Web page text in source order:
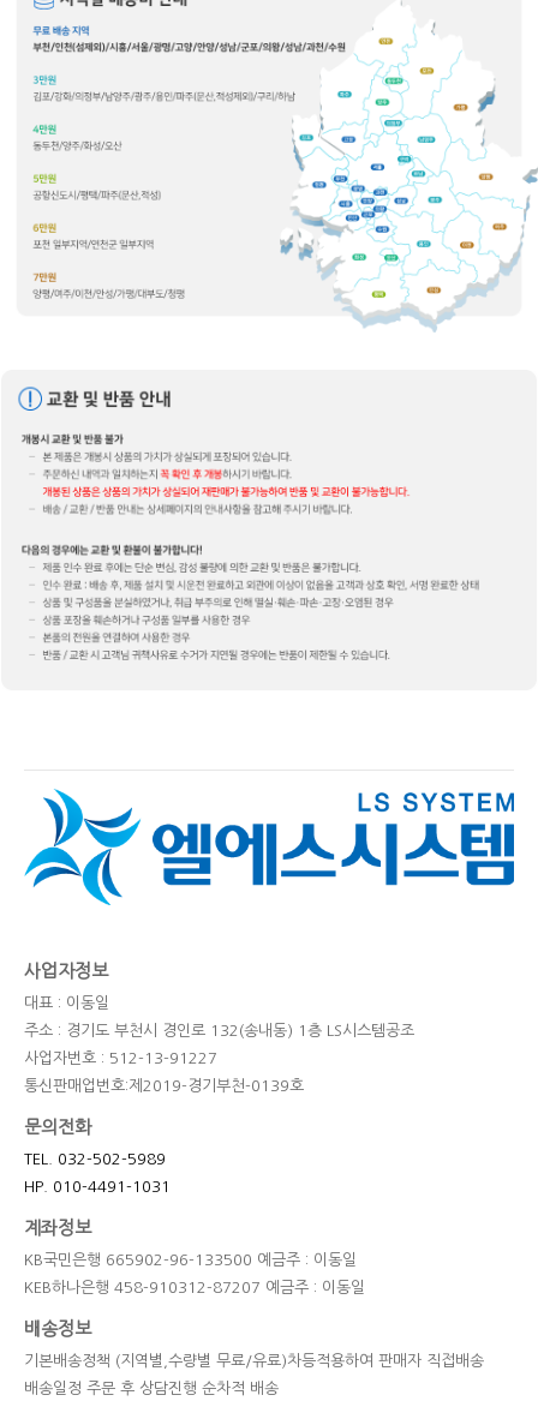
사업자정보
대표 : 이동일
주소 : 경기도 부천시 경인로 132(송내동) 1층 LS시스템공조
사업자번호 : 512-13-91227
통신판매업번호:제2019-경기부천-0139호
문의전화
TEL. 032-502-5989
HP. 010-4491-1031
계좌정보
KB국민은행 665902-96-133500 예금주 : 이동일
KEB하나은행 458-910312-87207 예금주 : 이동일
배송정보
기본배송정책 (지역별,수량별 무료/유료)차등적용하여 판매자 직접배송
배송일정 주문 후 상담진행 순차적 배송